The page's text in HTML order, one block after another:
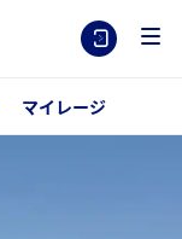
マイレージ